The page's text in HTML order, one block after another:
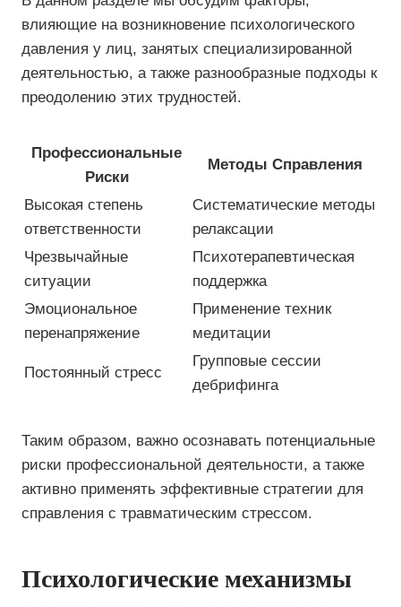
влияющие на возникновение психологического
давления у лиц, занятых специализированной
деятельностью, а также разнообразные подходы к
преодолению этих трудностей.
Профессиональные
Риски
Методы Справления
Высокая степень
ответственности
Систематические методы
релаксации
Чрезвычайные
ситуации
Психотерапевтическая
поддержка
Эмоциональное
перенапряжение
Применение техник
медитации
Постоянный стресс
Групповые сессии
дебрифинга
Таким образом, важно осознавать потенциальные
риски профессиональной деятельности, а также
активно применять эффективные стратегии для
справления с травматическим стрессом.
Психологические механизмы